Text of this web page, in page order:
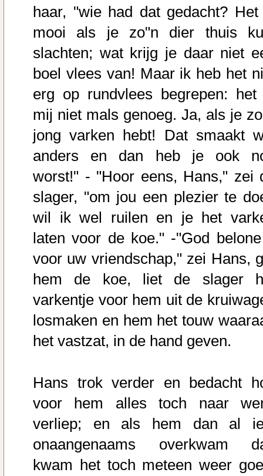
haar, "wie had dat gedacht?
mooi als je zo"n dier thuis
slachten; wat krijg je daar niet
boel vlees van! Maar ik heb het
erg op rundvlees begrepen: het
mij niet mals genoeg. Ja, als je
jong varken hebt! Dat smaakt
anders en dan heb je ook
worst!" - "Hoor eens, Hans," zei
slager, "om jou een plezier te
wil ik wel ruilen en je het
laten voor de koe." -"God
voor uw vriendschap," zei Hans,
hem de koe, liet de slager
varkentje voor hem uit de
losmaken en hem het touw
het vastzat, in de hand geven.
Hans trok verder en bedacht
voor hem alles toch naar
verliep; en als hem dan al
onaangenaams overkwam
kwam het toch meteen weer